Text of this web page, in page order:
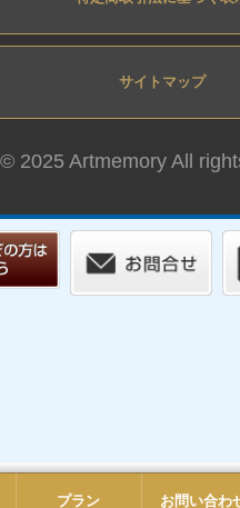
サイトマップ
2025 Artmemory All
プラン お問い合わ
プラン お問い合わ